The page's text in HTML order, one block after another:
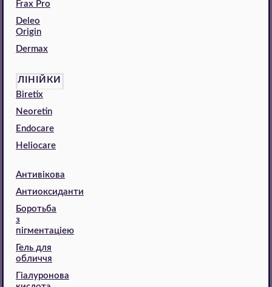
Frax Pro
Deleo
Origin
Dermax
ЛІНІЙКИ
Biretix
Neoretin
Endocare
Heliocare
Антивікова
Антиоксиданти
Боротьба
з
пігментаціею
Гель для
обличчя
Гіалуронова